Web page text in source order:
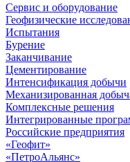
Сервис и оборудование
Геофизические
Испытания
Бурение
Заканчивание
Цементирование
Интенсификация добычи
Механизированная
Комплексные решения
Интегрированные
Российские предприятия
«Геофит»
«ПетроАльянс»